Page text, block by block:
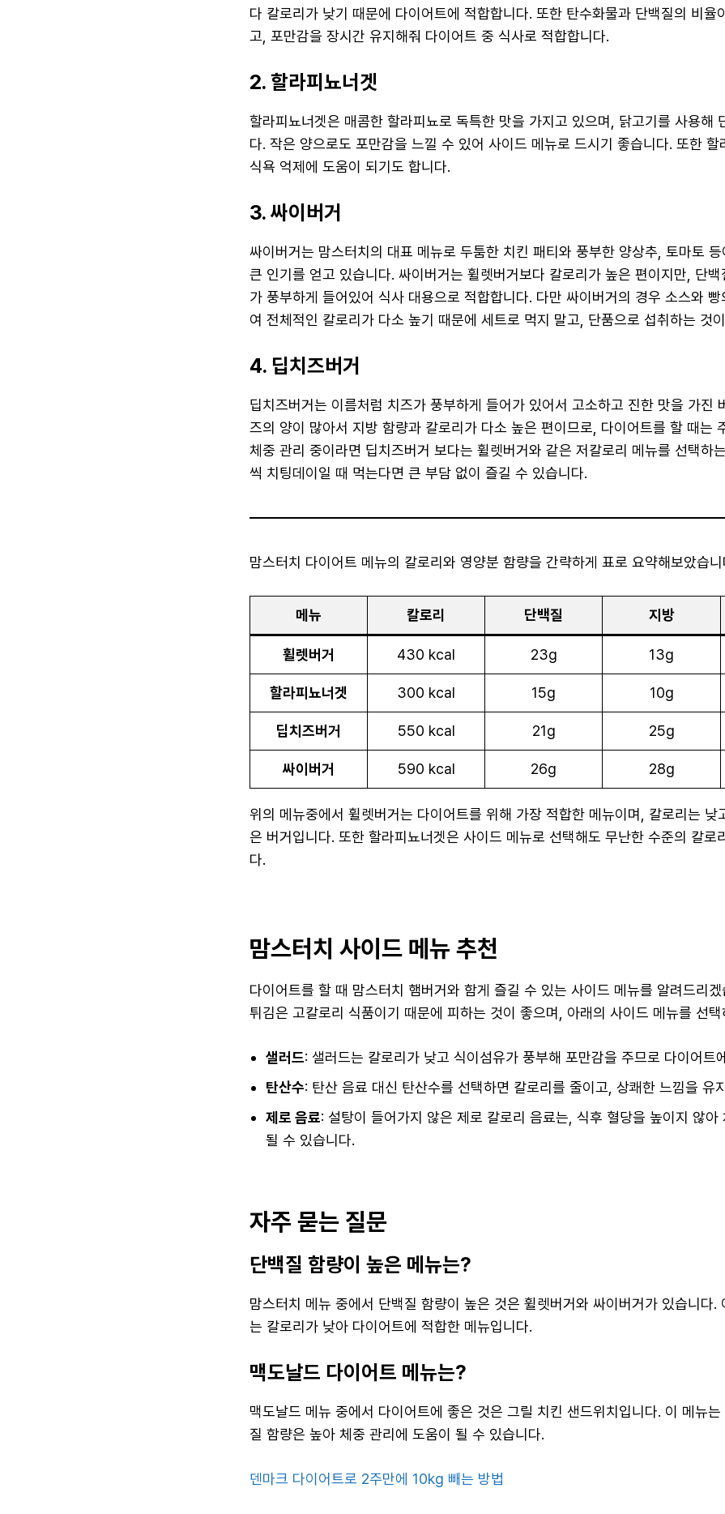
다 칼로리가 낮기 때문에 다이어트에 적합합니다. 또한 탄수화물과 단백질의 비율
고, 포만감을 장시간 유지해줘 다이어트 중 식사로 적합합니다.
2. 할라피뇨너겟
할라피뇨너겟은 매콤한 할라피뇨로 독특한 맛을 가지고 있으며, 닭고기를 사용해
다. 작은 양으로도 포만감을 느낄 수 있어 사이드 메뉴로 드시기 좋습니다. 또한 할
식욕 억제에 도움이 되기도 합니다.
3. 싸이버거
싸이버거는 맘스터치의 대표 메뉴로 두툼한 치킨 패티와 풍부한 양상추, 토마토
큰 인기를 얻고 있습니다. 싸이버거는 휠렛버거보다 칼로리가 높은 편이지만, 단
가 풍부하게 들어있어 식사 대용으로 적합합니다. 다만 싸이버거의 경우 소스와
여 전체적인 칼로리가 다소 높기 때문에 세트로 먹지 말고, 단품으로 섭취하는 것
4. 딥치즈버거
딥치즈버거는 이름처럼 치즈가 풍부하게 들어가 있어서 고소하고 진한 맛을 가진
즈의 양이 많아서 지방 함량과 칼로리가 다소 높은 편이므로, 다이어트를 할 때는
체중 관리 중이라면 딥치즈버거 보다는 휠렛버거와 같은 저칼로리 메뉴를 선택하
씩 치팅데이일 때 먹는다면 큰 부담 없이 즐길 수 있습니다.
맘스터치 다이어트 메뉴의 칼로리와 영양분 함량을 간략하게 표로 요약해보았습니
메뉴 칼로리 단백질 지방
휠렛버거 430 kcal 23g 13g
할라피뇨너겟 300 kcal 15g 10g
딥치즈버거 550 kcal 21g 25g
싸이버거 590 kcal 26g 28g
위의 메뉴중에서 휠렛버거는 다이어트를 위해 가장 적합한 메뉴이며, 칼로리는 낮
은 버거입니다. 또한 할라피뇨너겟은 사이드 메뉴로 선택해도 무난한 수준의 칼로
다.
맘스터치 사이드 메뉴 추천
다이어트를 할 때 맘스터치 햄버거와 함게 즐길 수 있는 사이드 메뉴를 알려드리
튀김은 고칼로리 식품이기 때문에 피하는 것이 좋으며, 아래의 사이드 메뉴를 선
샐러드: 샐러드는 칼로리가 낮고 식이섬유가 풍부해 포만감을 주므로 다이어트
탄산수: 탄산 음료 대신 탄산수를 선택하면 칼로리를 줄이고, 상쾌한 느낌을 유
제로 음료: 설탕이 들어가지 않은 제로 칼로리 음료는, 식후 혈당을 높이지 않아
될 수 있습니다.
자주 묻는 질문
단백질 함량이 높은 메뉴는?
맘스터치 메뉴 중에서 단백질 함량이 높은 것은 휠렛버거와 싸이버거가 있습니다.
는 칼로리가 낮아 다이어트에 적합한 메뉴입니다.
맥도날드 다이어트 메뉴는?
맥도날드 메뉴 중에서 다이어트에 좋은 것은 그릴 치킨 샌드위치입니다. 이 메뉴
질 함량은 높아 체중 관리에 도움이 될 수 있습니다.
덴마크 다이어트로 2주만에 10kg 빼는 방법